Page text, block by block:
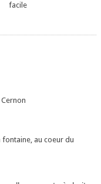
facile
au coeur du